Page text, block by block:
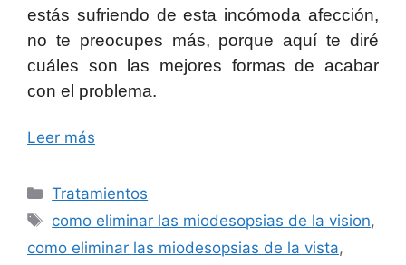
estás sufriendo de esta incómoda afección,
no te preocupes más, porque aquí te diré
cuáles son las mejores formas de acabar
con el problema.
Leer más
Categorías
Tratamientos
Etiquetas
como eliminar las miodesopsias de la vision,
como eliminar las miodesopsias de la vista,